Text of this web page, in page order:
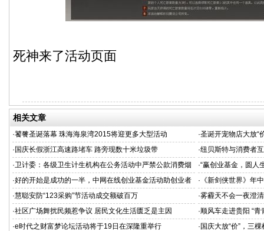
死神来了活动页面
相关文章
·饕餮圣诞落幕 珠海海泉湾2015将迎更多大型活动 ·圣诞开宠物店大放“
· 国庆长假浙江高速路堵车 路旁现数十米垃圾带 ·纽贝斯特与消费者
·卫计委：各级卫生计生机构在公务活动中严禁公款消费烟
草
·“赢创业基金，圆人
基金数万元
·好的开始是成功的一半，中网在线创业基金活动助创业者
起航
· 《新剑侠世界》年
·慧聪安防“123采购”节活动成交额破百万 ·雾霾天不会一夜澄
吸”！
·社区广场舞扰民频惹争议 居民文化生活匮乏是主因 ·顺风车走进贵阳 “
动
·e时代之财富梦论坛活动将于19日在深隆重举行 · 国庆大放“价”，三